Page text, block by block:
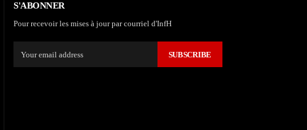
S'ABONNER
Pour recevoir les mises à jour par courriel d'InfH
SUBSCRIBE